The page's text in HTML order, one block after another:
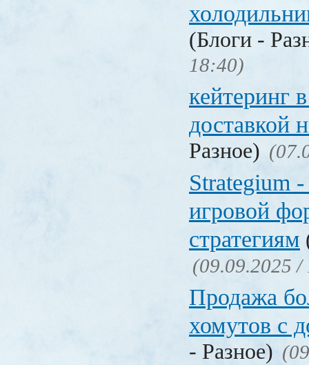
(Блоги -
18:40)
кейтеринг
доставкой
Разное)
Strategium
игровой
стратегиям
(09.09.2025 /
Продажа
хомутов с
- Разное)